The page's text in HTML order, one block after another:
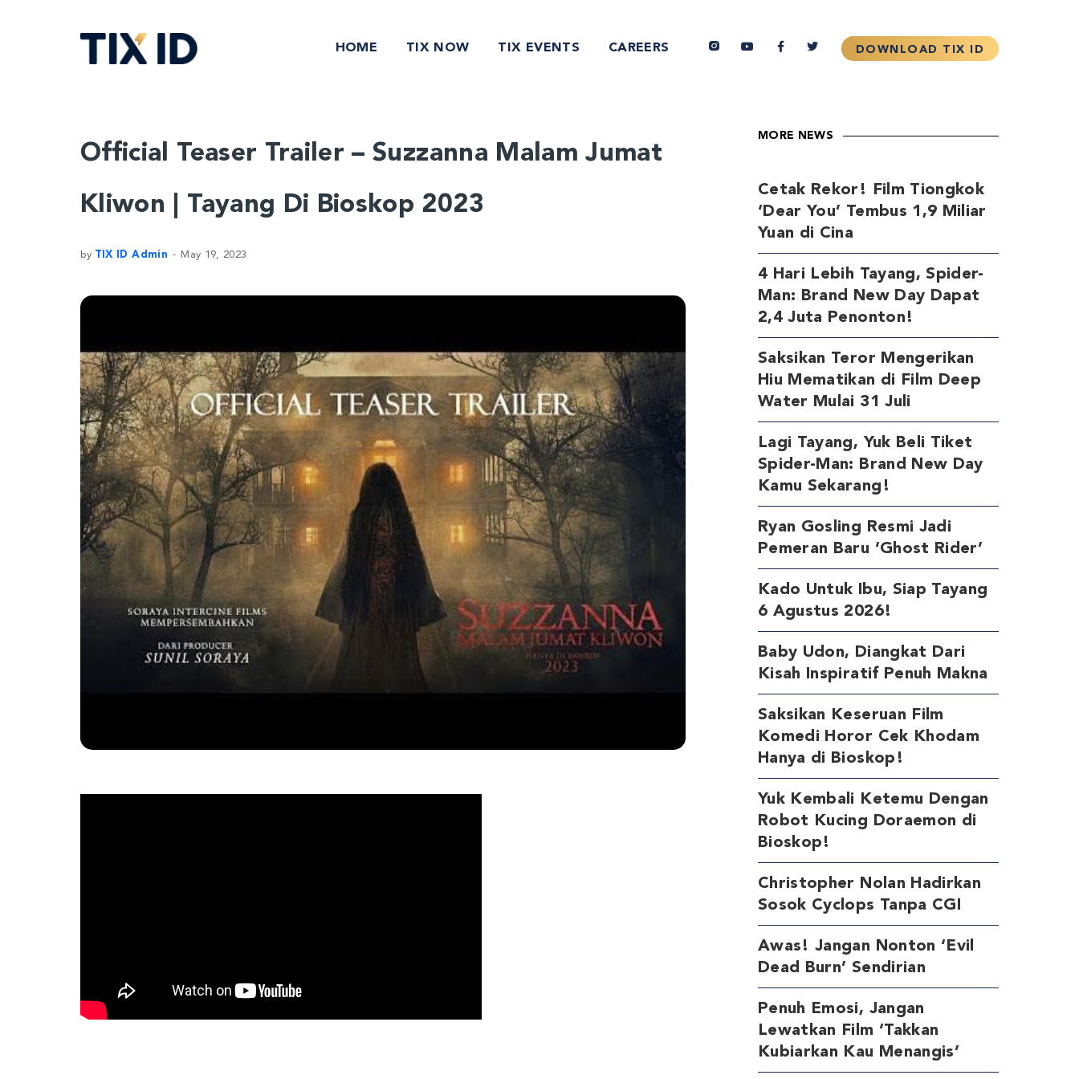
HOME TIX NOW TIX EVENTS CAREERS
Official Teaser Trailer – Suzzanna Malam Jumat
Kliwon | Tayang Di Bioskop 2023
by TIX ID Admin May 19, 2023
MORE NEWS
Cetak Rekor! Film Tiongkok
‘Dear You’ Tembus 1,9 Miliar
Yuan di Cina
4 Hari Lebih Tayang, Spider-
Man: Brand New Day Dapat
2,4 Juta Penonton!
Saksikan Teror Mengerikan
Hiu Mematikan di Film Deep
Water Mulai 31 Juli
Lagi Tayang, Yuk Beli Tiket
Spider-Man: Brand New Day
Kamu Sekarang!
Ryan Gosling Resmi Jadi
Pemeran Baru ‘Ghost Rider’
Kado Untuk Ibu, Siap Tayang
6 Agustus 2026!
Baby Udon, Diangkat Dari
Kisah Inspiratif Penuh Makna
Saksikan Keseruan Film
Komedi Horor Cek Khodam
Hanya di Bioskop!
Yuk Kembali Ketemu Dengan
Robot Kucing Doraemon di
Bioskop!
Christopher Nolan Hadirkan
Sosok Cyclops Tanpa CGI
Awas! Jangan Nonton ‘Evil
Dead Burn’ Sendirian
Penuh Emosi, Jangan
Lewatkan Film ‘Takkan
Kubiarkan Kau Menangis’